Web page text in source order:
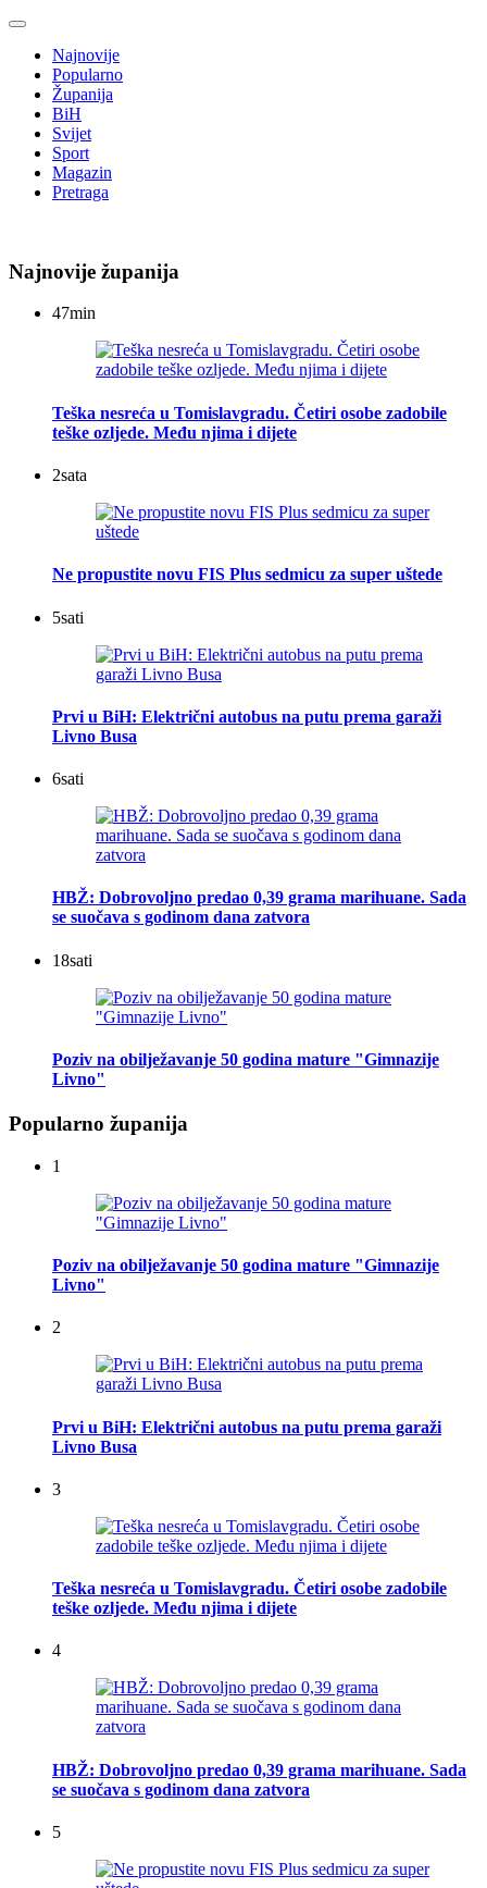
Najnovije
Popularno
Županija
BiH
Svijet
Sport
Magazin
Pretraga
Najnovije županija
47min
Teška nesreća u Tomislavgradu. Četiri osobe zadobile
teške ozljede. Među njima i dijete
2sata
Ne propustite novu FIS Plus sedmicu za super uštede
5sati
Prvi u BiH: Električni autobus na putu prema garaži
Livno Busa
6sati
HBŽ: Dobrovoljno predao 0,39 grama marihuane. Sada
se suočava s godinom dana zatvora
18sati
Poziv na obilježavanje 50 godina mature "Gimnazije
Livno"
Popularno županija
1
Poziv na obilježavanje 50 godina mature "Gimnazije
Livno"
2
Prvi u BiH: Električni autobus na putu prema garaži
Livno Busa
3
Teška nesreća u Tomislavgradu. Četiri osobe zadobile
teške ozljede. Među njima i dijete
4
HBŽ: Dobrovoljno predao 0,39 grama marihuane. Sada
se suočava s godinom dana zatvora
5